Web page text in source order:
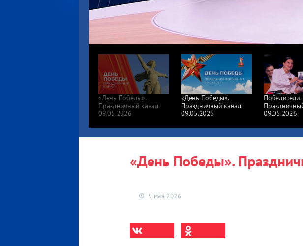
«День Победы».
Праздничный канал.
09.05.2026
«День Победы».
Праздничный канал.
09.05.2025
Победители.
09.05.2026
«День Победы».
9 мая 2026